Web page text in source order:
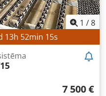
1 /8
13h 52min 13s
7 500 €